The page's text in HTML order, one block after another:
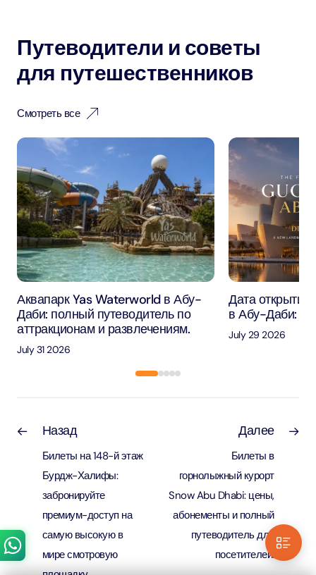
Путеводители и советы
для путешественников
Смотреть все
Аквапарк Yas Waterworld в Абу-
Даби: полный путеводитель по
аттракционам и развлечениям.
July 31 2026
Дата открытия
в Абу-Даби:
July 29 2026
Назад
Билеты на 148-й этаж
Бурдж-Халифы:
забронируйте
премиум-доступ на
самую высокую в
мире смотровую
Далее
Билеты в
горнолыжный курорт
Snow Abu Dhabi: цены,
абонементы и полный
путеводитель для
посетителей.